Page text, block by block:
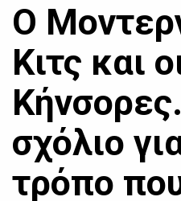
Ο
Κιτς και
σχόλιο
τρόπο